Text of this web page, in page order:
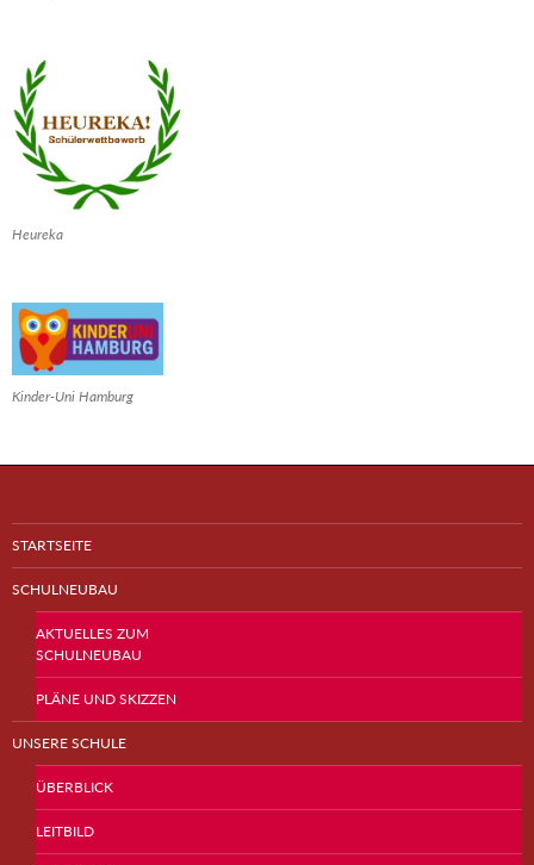
Heureka
Kinder-Uni Hamburg
STARTSEITE
SCHULNEUBAU
AKTUELLES ZUM
SCHULNEUBAU
PLÄNE UND SKIZZEN
UNSERE SCHULE
ÜBERBLICK
LEITBILD